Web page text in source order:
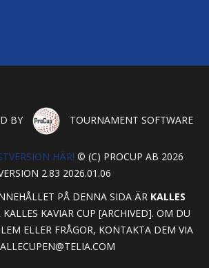
BY TOURNAMENT SOFTWARE
HÄR! © (C) PROCUP AB 2026
2.83 2026.01.06
PÅ DENNA SIDA ÄR KALLES
KALLES KAVIAR CUP [ARCHIVED]. OM DU
ELLER FRÅGOR, KONTAKTA DEM VIA